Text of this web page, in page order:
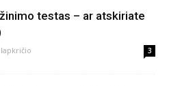
testas – ar atskiriate
lapkričio 3